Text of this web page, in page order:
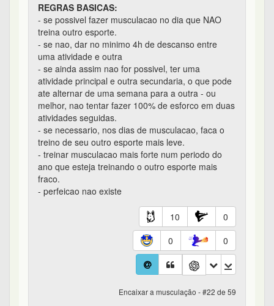
REGRAS BASICAS:
- se possivel fazer musculacao no dia que NAO
treina outro esporte.
- se nao, dar no minimo 4h de descanso entre
uma atividade e outra
- se ainda assim nao for possivel, ter uma
atividade principal e outra secundaria, o que pode
ate alternar de uma semana para a outra - ou
melhor, nao tentar fazer 100% de esforco em duas
atividades seguidas.
- se necessario, nos dias de musculacao, faca o
treino de seu outro esporte mais leve.
- treinar musculacao mais forte num periodo do
ano que esteja treinando o outro esporte mais
fraco.
- perfeicao nao existe
10
0
0
0
Encaixar a musculação - #22 de 59